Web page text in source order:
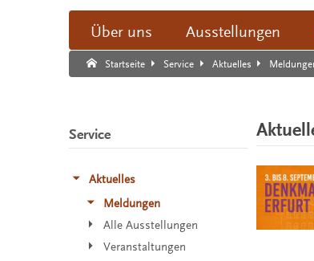
Über uns Ausstellungen
Startseite Service Aktuelles
Suche:
Suche Ende.
Service
Aktuelles
Meldungen
Alle Ausstellungen
Veranstaltungen